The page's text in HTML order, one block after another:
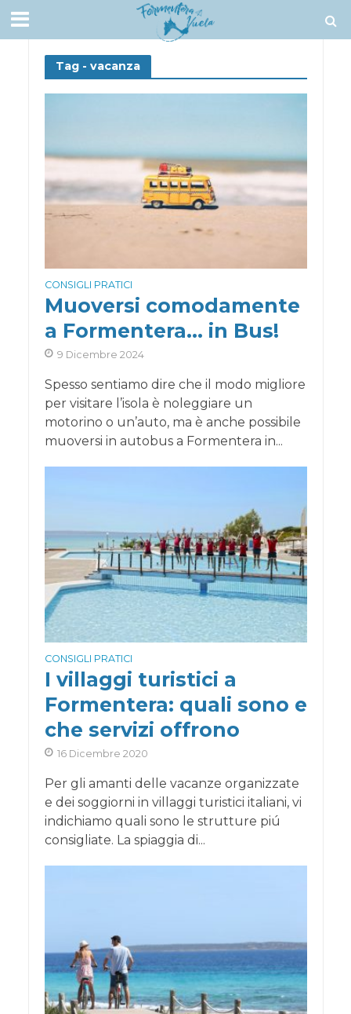
Tag - vacanza
CONSIGLI PRATICI
Muoversi comodamente
a Formentera… in Bus!
9 Dicembre 2024
Spesso sentiamo dire che il modo migliore
per visitare l’isola è noleggiare un
motorino o un’auto, ma è anche possibile
muoversi in autobus a Formentera in...
CONSIGLI PRATICI
I villaggi turistici a
Formentera: quali sono e
che servizi offrono
16 Dicembre 2020
Per gli amanti delle vacanze organizzate
e dei soggiorni in villaggi turistici italiani, vi
indichiamo quali sono le strutture piú
consigliate. La spiaggia di...